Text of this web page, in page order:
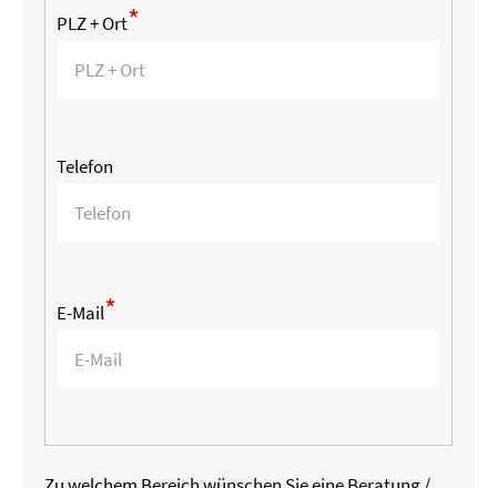
PLZ + Ort*
Telefon
E-Mail*